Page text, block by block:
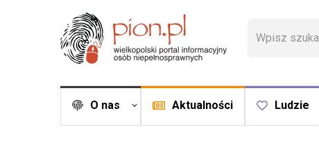
O nas Aktualności Ludzie